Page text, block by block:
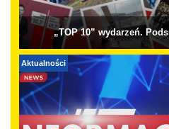
„TOP 10” wydarzeń.
Aktualności